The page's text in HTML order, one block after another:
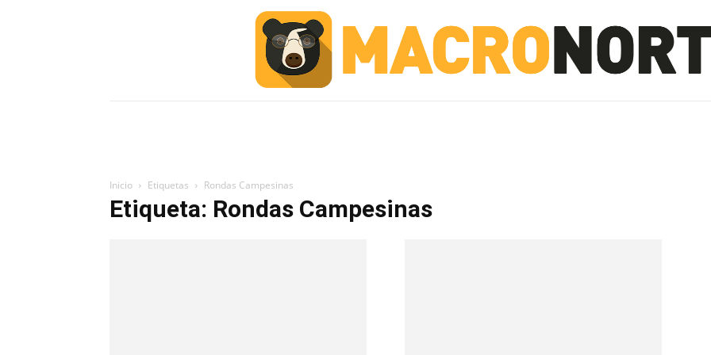
Inicio Etiquetas Rondas Campesinas
Etiqueta: Rondas Campesinas